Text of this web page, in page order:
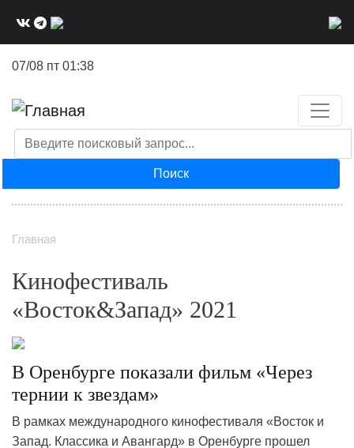
07/08 пт 01:38
Поиск
Главная
Кинофестиваль
«Восток&Запад» 2021
В Оренбурге показали фильм «Через
тернии к звездам»
В рамках международного кинофестиваля «Восток и
Запад. Классика и Авангард» в Оренбурге прошел